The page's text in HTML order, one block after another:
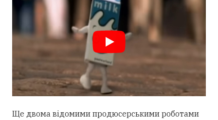
Ще двома відомими продюсерськими роботами